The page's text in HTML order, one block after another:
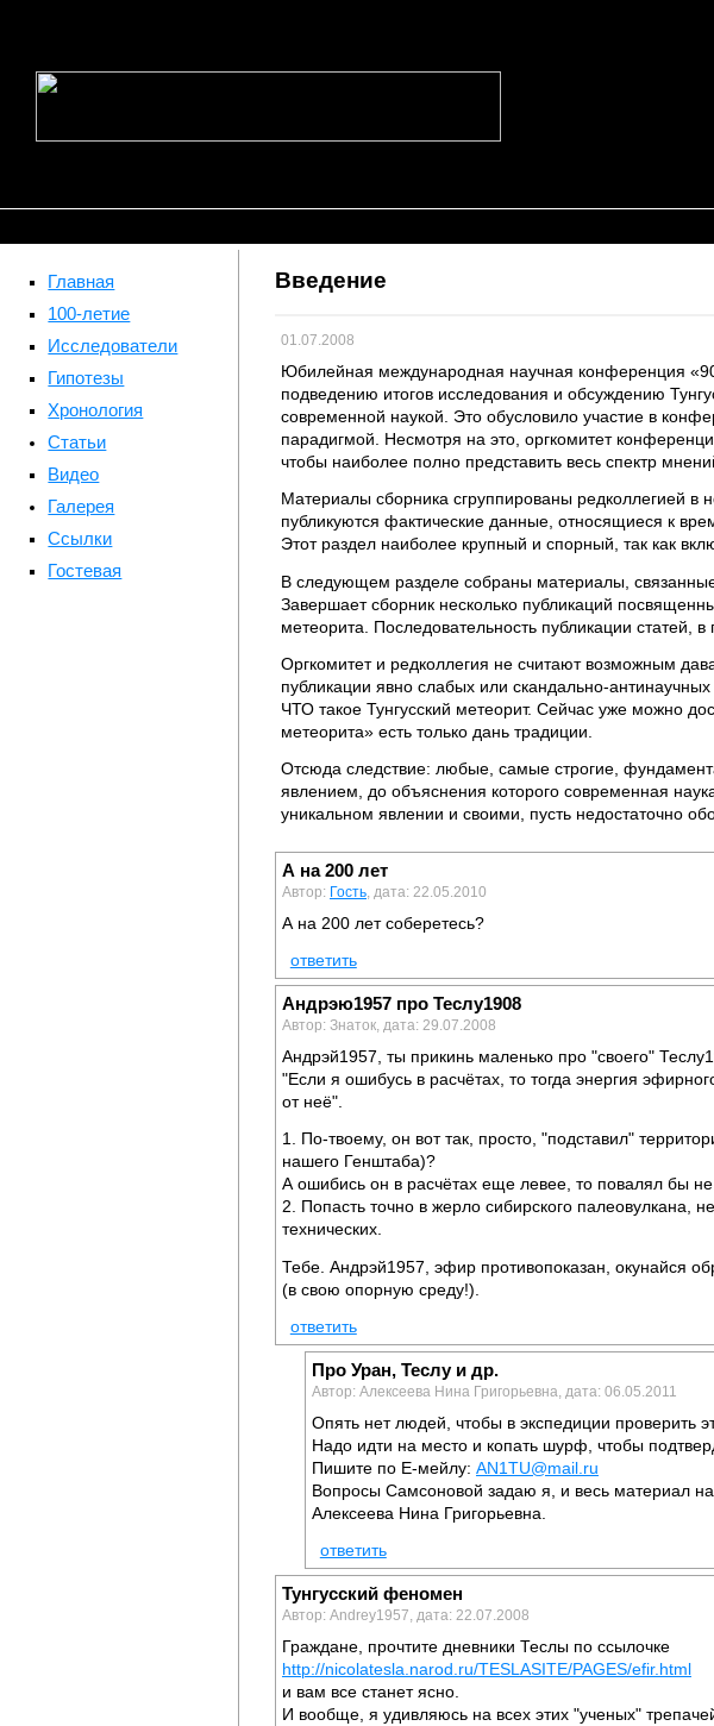
Главная
100-летие
Исследователи
Гипотезы
Хронология
Статьи
Видео
Галерея
Ссылки
Гостевая
Введение
01.07.2008
Юбилейная международная научная конференция
подведению итогов исследования и обсуждению
современной наукой. Это обусловило участие в
парадигмой. Несмотря на это, оргкомитет
чтобы наиболее полно представить весь спектр
Материалы сборника сгруппированы редколлегией
публикуются фактические данные, относящиеся к
Этот раздел наиболее крупный и спорный, так как
В следующем разделе собраны материалы,
Завершает сборник несколько публикаций
метеорита. Последовательность публикации статей,
Оргкомитет и редколлегия не считают возможным
публикации явно слабых или скандально-
ЧТО такое Тунгусский метеорит. Сейчас уже можно
метеорита» есть только дань традиции.
Отсюда следствие: любые, самые строгие,
явлением, до объяснения которого современная
уникальном явлении и своими, пусть недостаточно
А на 200 лет
Автор: Гость, дата: 22.05.2010
А на 200 лет соберетесь?
ответить
Андрэю1957 про Теслу1908
Автор: Знаток, дата: 29.07.2008
Андрэй1957, ты прикинь маленько про "своего"
"Если я ошибусь в расчётах, то тогда энергия
от неё".
1. По-твоему, он вот так, просто, "подставил"
нашего Генштаба)?
А ошибись он в расчётах еще левее, то повалял бы
2. Попасть точно в жерло сибирского палеовулкана,
технических.
Тебе. Андрэй1957, эфир противопоказан, окунайся
(в свою опорную среду!).
ответить
Про Уран, Теслу и др.
Автор: Алексеева Нина Григорьевна, дата: 06.05.2011
Опять нет людей, чтобы в экспедиции проверить
Надо идти на место и копать шурф, чтобы
Пишите по Е-мейлу: AN1TU@mail.ru
Вопросы Самсоновой задаю я, и весь материал
Алексеева Нина Григорьевна.
ответить
Тунгусский феномен
Автор: Andrey1957, дата: 22.07.2008
Граждане, прочтите дневники Теслы по ссылочке
http://nicolatesla.narod.ru/TESLASITE/PAGES/efir.html
и вам все станет ясно.
И вообще, я удивляюсь на всех этих "ученых"